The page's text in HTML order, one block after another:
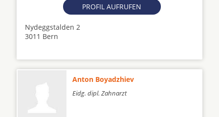
PROFIL AUFRUFEN
Nydeggstalden 2
3011 Bern
Anton Boyadzhiev
Eidg. dipl. Zahnarzt